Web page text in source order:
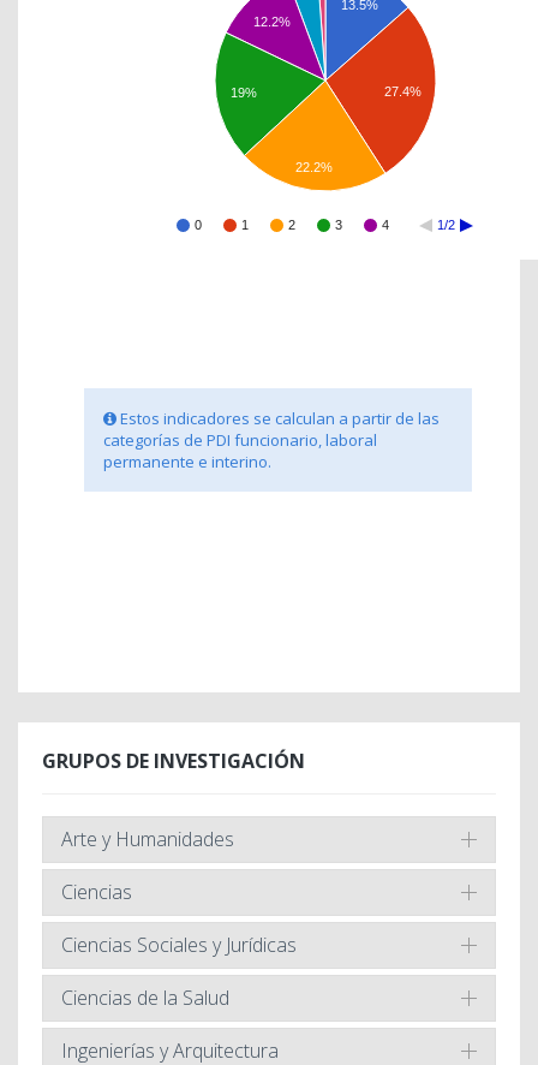
0 1 2 3 4 1/2
13.5%
27.4%
12.2%
19%
22.2%
Estos indicadores se calculan a partir de las
categorías de PDI funcionario, laboral
permanente e interino.
GRUPOS DE INVESTIGACIÓN
Arte y Humanidades
Ciencias
Ciencias Sociales y Jurídicas
Ciencias de la Salud
Ingenierías y Arquitectura